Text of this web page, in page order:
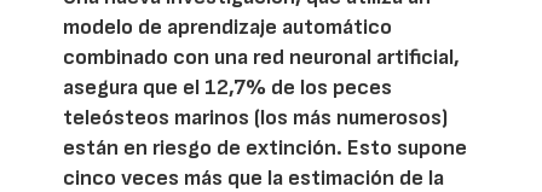
modelo de aprendizaje automático
combinado con una red neuronal artificial,
asegura que el 12,7% de los peces
teleósteos marinos (los más numerosos)
están en riesgo de extinción. Esto supone
cinco veces más que la estimación de la